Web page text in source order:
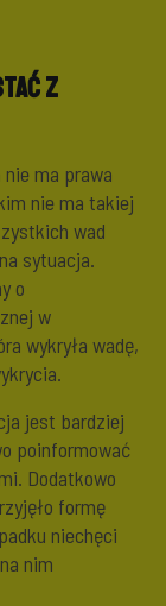
z
ma prawa
nie ma takiej
wad
sytuacja.
o
w
wykryła wadę,
jest bardziej
poinformować
Dodatkowo
formę
niechęci
nim